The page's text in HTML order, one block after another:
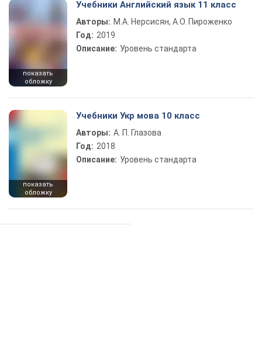
показать
обложку
Учебники Английский язык 11 класс
Авторы: М.А. Нерсисян, А.О. Пироженко
Год: 2019
Описание: Уровень стандарта
показать
обложку
Учебники Укр мова 10 класс
Авторы: А. П. Глазова
Год: 2018
Описание: Уровень стандарта